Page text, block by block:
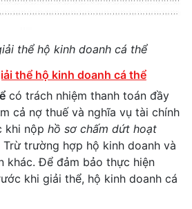
thể hộ kinh doanh cá thể
thể hộ kinh doanh cá thể
có trách nhiệm thanh toán đầy
cả nợ thuế và nghĩa vụ tài chính
khi nộp hồ sơ chấm dứt hoạt
Trừ trường hợp hộ kinh doanh và
khác. Để đảm bảo thực hiện
khi giải thể, hộ kinh doanh cá